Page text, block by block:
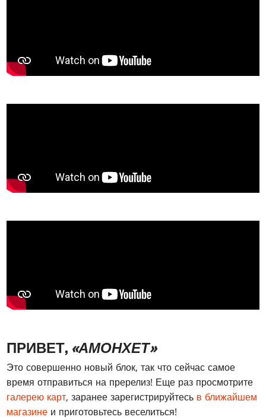
ПРИВЕТ, «АМОНХЕТ»
Это совершенно новый блок, так что сейчас самое
время отправиться на пререлиз! Еще раз просмотрите
галерею карт, заранее зарегистрируйтесь в ближайшем
магазине и приготовьтесь веселиться!